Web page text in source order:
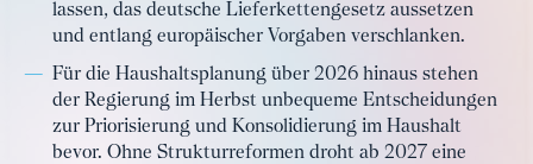
lassen, das deutsche Lieferkettengesetz aussetzen
und entlang europäischer Vorgaben verschlanken.
Für die Haushaltsplanung über 2026 hinaus stehen
der Regierung im Herbst unbequeme Entscheidungen
zur Priorisierung und Konsolidierung im Haushalt
bevor. Ohne Strukturreformen droht ab 2027 eine